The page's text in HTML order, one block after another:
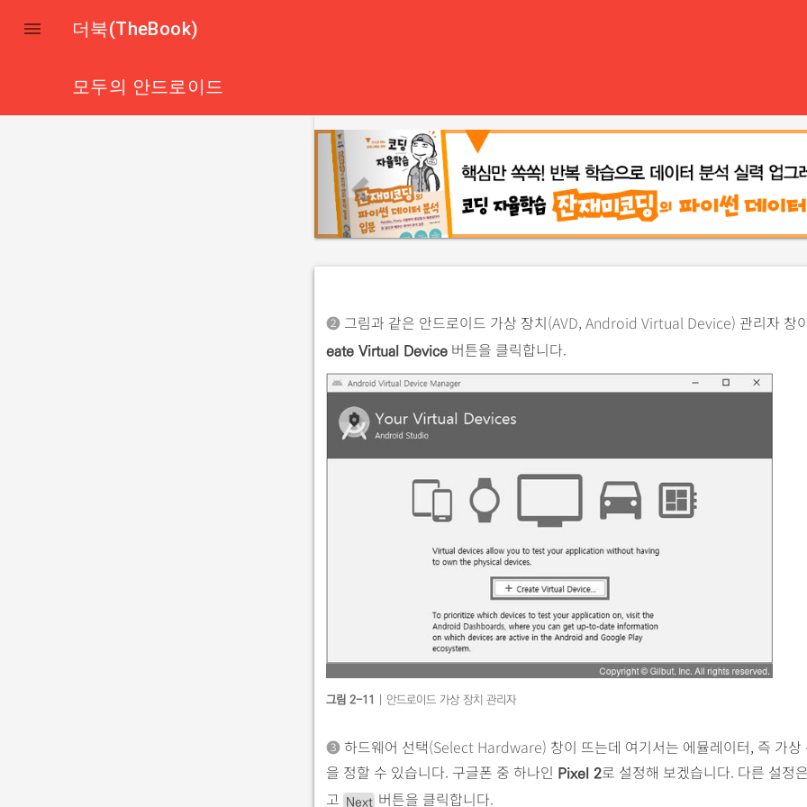
 더북(TheBook)
모두의 안드로이드
p
e
v
i
o
s
➋그림과 같은 안드로이드 가상 장치(AVD, Android Virtual Device) 관리자 창
eate Virtual Device버튼을 클릭합니다.
그림 2-11 | 안드로이드 가상 장치 관리자
➌하드웨어 선택(Select Hardware) 창이 뜨는데 여기서는 에뮬레이터, 즉 가상
을 정할 수 있습니다. 구글폰 중 하나인 Pixel 2로 설정해 보겠습니다. 다른 설정
고 Next 버튼을 클릭합니다.